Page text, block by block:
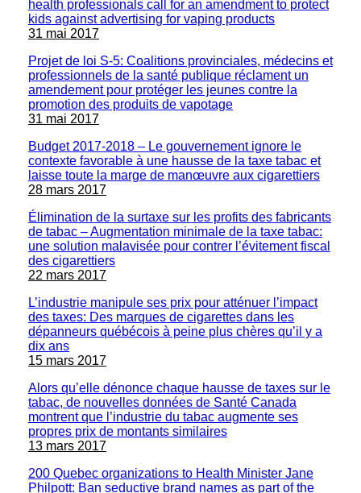
health professionals call for an amendment to protect
kids against advertising for vaping products
31 mai 2017
Projet de loi S-5: Coalitions provinciales, médecins et
professionnels de la santé publique réclament un
amendement pour protéger les jeunes contre la
promotion des produits de vapotage
31 mai 2017
Budget 2017-2018 – Le gouvernement ignore le
contexte favorable à une hausse de la taxe tabac et
laisse toute la marge de manœuvre aux cigarettiers
28 mars 2017
Élimination de la surtaxe sur les profits des fabricants
de tabac – Augmentation minimale de la taxe tabac:
une solution malavisée pour contrer l’évitement fiscal
des cigarettiers
22 mars 2017
L’industrie manipule ses prix pour atténuer l’impact
des taxes: Des marques de cigarettes dans les
dépanneurs québécois à peine plus chères qu’il y a
dix ans
15 mars 2017
Alors qu’elle dénonce chaque hausse de taxes sur le
tabac, de nouvelles données de Santé Canada
montrent que l’industrie du tabac augmente ses
propres prix de montants similaires
13 mars 2017
200 Quebec organizations to Health Minister Jane
Philpott: Ban seductive brand names as part of the